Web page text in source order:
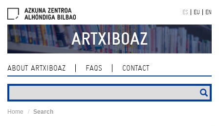
navigation
ES EU EN
ARTXIBOAZ
ABOUT ARTXIBOAZ FAQS CONTACT
Home Search